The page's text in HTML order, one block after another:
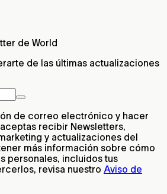
de World
de las últimas actualizaciones
de correo electrónico y hacer
recibir Newsletters,
y actualizaciones del
más información sobre cómo
personales, incluidos tus
revisa nuestro Aviso de